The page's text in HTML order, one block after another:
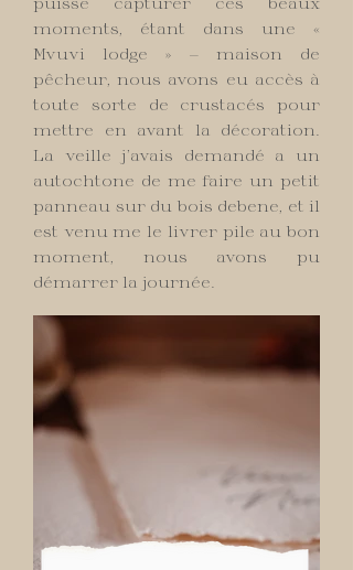
moments, étant dans une «
Mvuvi lodge » — maison de
pêcheur, nous avons eu accès à
toute sorte de crustacés pour
mettre en avant la décoration.
La veille j’avais demandé a un
autochtone de me faire un petit
panneau sur du bois debene, et il
est venu me le livrer pile au bon
moment, nous avons pu
démarrer la journée.